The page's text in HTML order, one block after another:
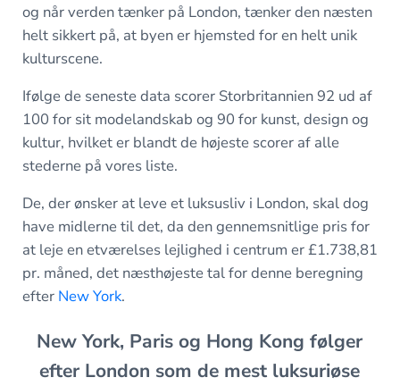
og når verden tænker på London, tænker den næsten
helt sikkert på, at byen er hjemsted for en helt unik
kulturscene.
Ifølge de seneste data scorer Storbritannien 92 ud af
100 for sit modelandskab og 90 for kunst, design og
kultur, hvilket er blandt de højeste scorer af alle
stederne på vores liste.
De, der ønsker at leve et luksusliv i London, skal dog
have midlerne til det, da den gennemsnitlige pris for
at leje en etværelses lejlighed i centrum er £1.738,81
pr. måned, det næsthøjeste tal for denne beregning
efter New York.
New York, Paris og Hong Kong følger
efter London som de mest luksuriøse